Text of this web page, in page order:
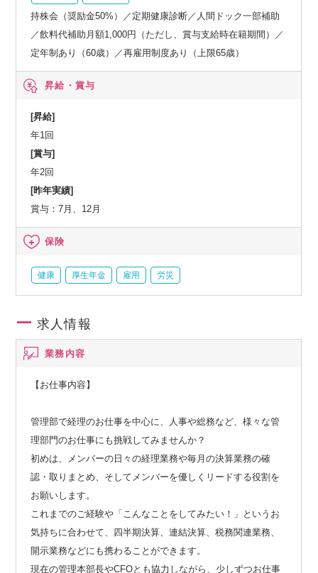
持株会（奨励金50%）／定期健康診断／人間ドック一部補助
／飲料代補助月額1,000円（ただし、賞与支給時在籍期間）／
定年制あり（60歳）／再雇用制度あり（上限65歳）
昇給・賞与
[昇給]
年1回
[賞与]
年2回
[昨年実績]
賞与：7月、12月
保険
健康 厚生年金 雇用 労災
求人情報
業務内容
【お仕事内容】
管理部で経理のお仕事を中心に、人事や総務など、様々な管
理部門のお仕事にも挑戦してみませんか？
初めは、メンバーの日々の経理業務や毎月の決算業務の確
認・取りまとめ、そしてメンバーを優しくリードする役割を
お願いします。
これまでのご経験や「こんなことをしてみたい！」というお
気持ちに合わせて、四半期決算、連結決算、税務関連業務、
開示業務などにも携わることができます。
現在の管理本部長やCFOとも協力しながら、少しずつお仕事